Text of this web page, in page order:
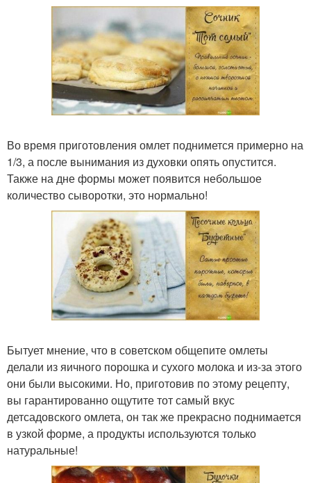
Во время приготовления омлет поднимется примерно на
1/3, а после вынимания из духовки опять опустится.
Также на дне формы может появится небольшое
количество сыворотки, это нормально!
Бытует мнение, что в советском общепите омлеты
делали из яичного порошка и сухого молока и из-за этого
они были высокими. Но, приготовив по этому рецепту,
вы гарантированно ощутите тот самый вкус
детсадовского омлета, он так же прекрасно поднимается
в узкой форме, а продукты используются только
натуральные!